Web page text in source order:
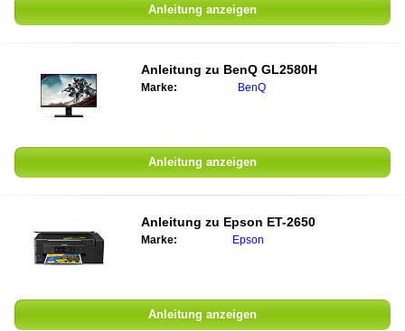
Anleitung anzeigen
Anleitung zu BenQ GL2580H
Marke: BenQ
Anleitung anzeigen
Anleitung zu Epson ET-2650
Marke: Epson
Anleitung anzeigen